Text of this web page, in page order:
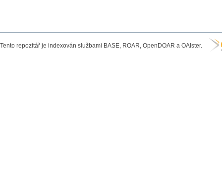
Tento repozitář je indexován službami BASE, ROAR, OpenDOAR a OAIster.